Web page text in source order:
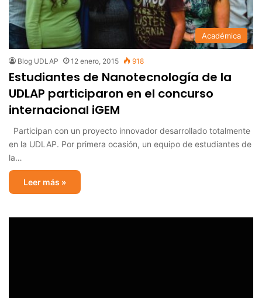
Académica
Blog UDLAP 12 enero, 2015 918
Estudiantes de Nanotecnología de la
UDLAP participaron en el concurso
internacional iGEM
Participan con un proyecto innovador desarrollado totalmente
en la UDLAP. Por primera ocasión, un equipo de estudiantes de
la…
Leer más »